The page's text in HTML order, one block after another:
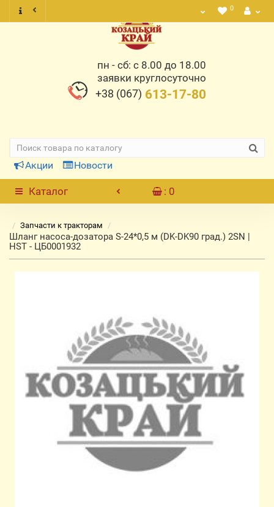
0
пн - сб: с 8.00 до 18.00
заявки круглосуточно
+38 (067) 613-17-80
Акции Новости
Каталог : 0
Запчасти к тракторам
Шланг насоса-дозатора S-24*0,5 м (DK-DK90 град.) 2SN |
HST - ЦБ0001932